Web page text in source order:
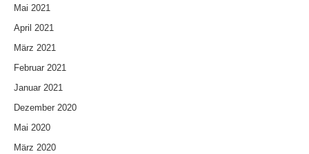
Mai 2021
April 2021
März 2021
Februar 2021
Januar 2021
Dezember 2020
Mai 2020
März 2020